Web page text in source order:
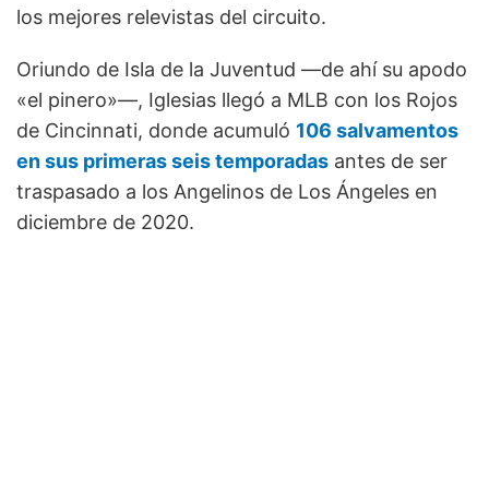
los mejores relevistas del circuito.
Oriundo de Isla de la Juventud —de ahí su apodo
«el pinero»—, Iglesias llegó a MLB con los Rojos
de Cincinnati, donde acumuló 106 salvamentos
en sus primeras seis temporadas antes de ser
traspasado a los Angelinos de Los Ángeles en
diciembre de 2020.